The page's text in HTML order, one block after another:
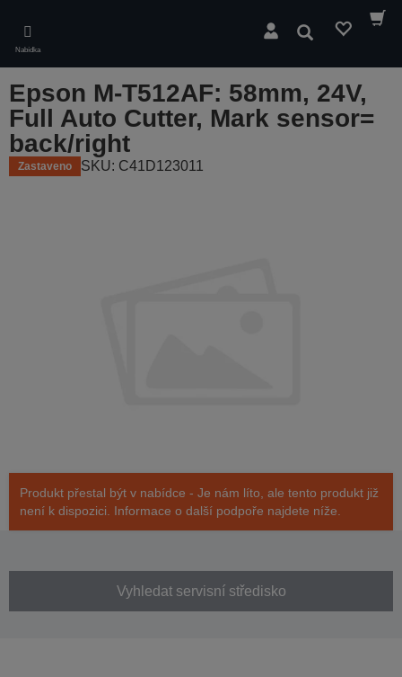
main
content
Nabídka
Hledat
Epson M-T512AF: 58mm, 24V,
Full Auto Cutter, Mark sensor=
back/right
Zastaveno SKU: C41D123011
Produkt přestal být v nabídce - Je nám líto, ale tento produkt již
není k dispozici. Informace o další podpoře najdete níže.
Vyhledat servisní středisko